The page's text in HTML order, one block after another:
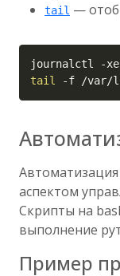
tail —
journalctl
-xe
tail
-f /var/
аспектом
Скрипты на
выполнение
Пример